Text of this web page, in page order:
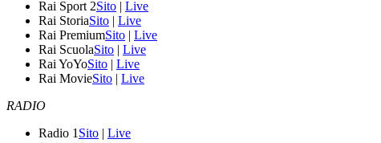
Rai Sport 2Sito | Live
Rai StoriaSito | Live
Rai PremiumSito | Live
Rai ScuolaSito | Live
Rai YoYoSito | Live
Rai MovieSito | Live
RADIO
Radio 1 Sito | Live